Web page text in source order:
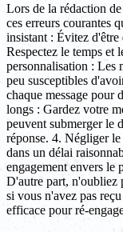
Lors de la rédaction
ces erreurs courantes
insistant : Évitez d'être
Respectez le temps et
personnalisation : Les
peu susceptibles
chaque message pour
longs : Gardez votre
peuvent submerger le
réponse. 4. Négliger
dans un délai
engagement envers le
D'autre part, n'oubliez
si vous n'avez pas
efficace pour ré-